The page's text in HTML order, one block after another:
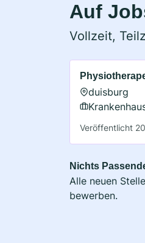
Auf
Vollzeit,
duisburg
Veröffentlicht
Nichts
Alle neuen
bewerben.